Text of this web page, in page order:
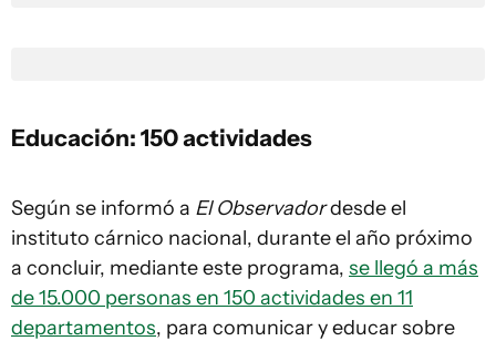
Educación: 150 actividades
Según se informó a El Observadordesde el
instituto cárnico nacional, durante el año próximo
a concluir, mediante este programa, se llegó a más
de 15.000 personas en 150 actividades en 11
departamentos, para comunicar y educar sobre